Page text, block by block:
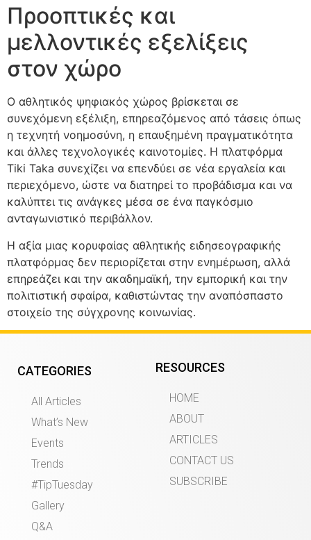
Προοπτικές και
μελλοντικές εξελίξεις
στον χώρο
Ο αθλητικός ψηφιακός χώρος βρίσκεται σε
συνεχόμενη εξέλιξη, επηρεαζόμενος από τάσεις όπως
η τεχνητή νοημοσύνη, η επαυξημένη πραγματικότητα
και άλλες τεχνολογικές καινοτομίες. Η πλατφόρμα
Tiki Taka συνεχίζει να επενδύει σε νέα εργαλεία και
περιεχόμενο, ώστε να διατηρεί το προβάδισμα και να
καλύπτει τις ανάγκες μέσα σε ένα παγκόσμιο
ανταγωνιστικό περιβάλλον.
Η αξία μιας κορυφαίας αθλητικής ειδησεογραφικής
πλατφόρμας δεν περιορίζεται στην ενημέρωση, αλλά
επηρεάζει και την ακαδημαϊκή, την εμπορική και την
πολιτιστική σφαίρα, καθιστώντας την αναπόσπαστο
στοιχείο της σύγχρονης κοινωνίας.
CATEGORIES
All Articles
What’s New
Events
Trends
#TipTuesday
Gallery
Q&A
RESOURCES
HOME
ABOUT
ARTICLES
CONTACT US
SUBSCRIBE